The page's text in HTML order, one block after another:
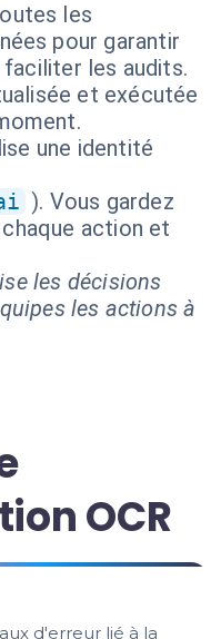
les
pour garantir
les audits.
et exécutée
une identité
). Vous gardez
action et
les décisions
les actions à
OCR
d'erreur lié à la